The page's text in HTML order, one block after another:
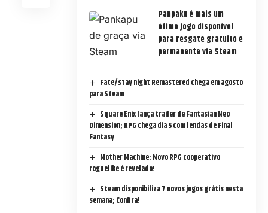
Panpaku é mais um
ótimo jogo disponível
para resgate gratuito e
permanente via Steam
Fate/stay night Remastered chega em agosto
para Steam
Square Enix lança trailer de Fantasian Neo
Dimension; RPG chega dia 5 com lendas de Final
Fantasy
Mother Machine: Novo RPG cooperativo
roguelike é revelado!
Steam disponibiliza 7 novos jogos grátis nesta
semana; Confira!